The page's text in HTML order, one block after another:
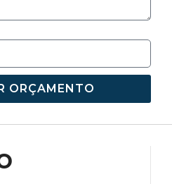
ORÇAMENTO